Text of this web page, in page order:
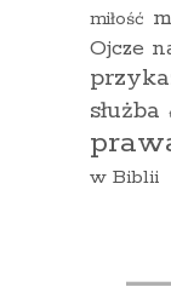
miłość
Ojcze
służba
w Biblii